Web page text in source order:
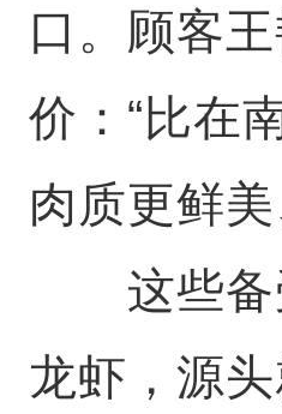
口。顾客
价：“比在
肉质更鲜
这些备
龙虾，源